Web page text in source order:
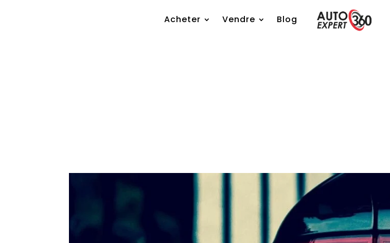
Acheter Vendre Blog
Acheter Vendre Blog